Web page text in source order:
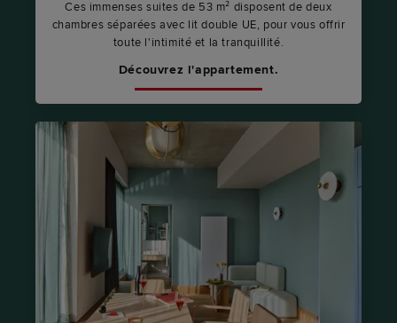
Ces immenses suites de 53 m² disposent de deux
chambres séparées avec lit double UE, pour vous offrir
toute l'intimité et la tranquillité.
Découvrez l'appartement.